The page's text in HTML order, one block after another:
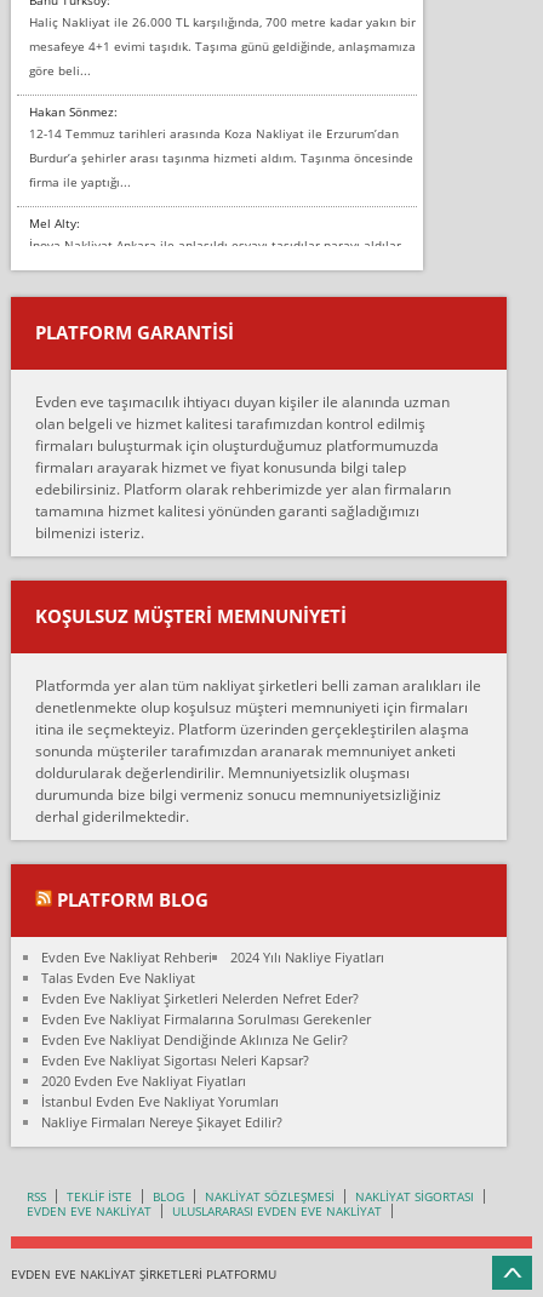
Haliç Nakliyat ile 26.000 TL karşılığında, 700 metre kadar yakın bir
mesafeye 4+1 evimi taşıdık. Taşıma günü geldiğinde, anlaşmamıza
göre beli...
Hakan Sönmez:
12-14 Temmuz tarihleri arasında Koza Nakliyat ile Erzurum’dan
Burdur’a şehirler arası taşınma hizmeti aldım. Taşınma öncesinde
firma ile yaptığı...
Mel Alty:
İnova Nakliyat Ankara ile anlaşıldı eşyayı taşıdılar parayı aldılar.
Salon duvarına bir baktım birisi boydan alüminyum renkli bantı
yapıştırm...
Murat:
çalıştıklarını, müş...
Ahmet:
Lüleburgaz güngünes evden eve naklyat eşyalarımı taşımak için
anlaştık sabah eve geldiklerinde de eşyalarımı düzgün şekilde
sarcaz demelerine r...
mehmet güldü:
Ankara ALİCANLAR NAKLİYAT Tutarsız ve ticari ahlak problemleri
var verdikleri fiyat teklifini arttırdılar. Sonrasında taşıma gününde
oldukça tutarsı...
Ankara Alicanlar naklyat tel 5465524025. 2600 TL'ye ankaradan
Konya ya Alicanlar naklyat la anlaştık bu şahıs evin taşınacağı gün
fiyatın mazoto gele...
Fatih kokmese:
Diyarbakır dan eşyamı getirtmek için anlaştım sözleşme yaptım.
Son anda fiyat artırdılar.. mecburiyetten tasittim.. bu kişiler ağrılı
Ali:
olduk. Asansörlü dediler sonra uraya asansör kurulmaz dediler
fark istediler. ortada asa...
Nimet:
Ben 2021 Ağustos ilk haftası Evimi taşıdım yani İstanbul'un bir
Mahallesi'nden bir başka Mahallesi'ne yani Ümraniye bölgesinde
oturuyorum önceleri ara...
Nimet Köse:
Merhaba ben 2021 Ağustos ilk haftası evimi Ümraniye'den Çok
Hancıoğlu naklyatla taşındım...
Karabükden İzmir'e Karabük kardem naklyat la taşındım bir çok
esyam kaybolmuş.aradigimda çok ilgilenilmedi evi aramanı
PLATFORM GARANTİSİ
Evden eve taşımacılık ihtiyacı duyan kişiler ile alanında uzman
olan belgeli ve hizmet kalitesi tarafımızdan kontrol edilmiş
firmaları buluşturmak için oluşturduğumuz platformumuzda
firmaları arayarak hizmet ve fiyat konusunda bilgi talep
edebilirsiniz. Platform olarak rehberimizde yer alan firmaların
tamamına hizmet kalitesi yönünden garanti sağladığımızı
bilmenizi isteriz.
KOŞULSUZ MÜŞTERI MEMNUNIYETI
Platformda yer alan tüm nakliyat şirketleri belli zaman aralıkları ile
denetlenmekte olup koşulsuz müşteri memnuniyeti için firmaları
itina ile seçmekteyiz. Platform üzerinden gerçekleştirilen alaşma
sonunda müşteriler tarafımızdan aranarak memnuniyet anketi
doldurularak değerlendirilir. Memnuniyetsizlik oluşması
durumunda bize bilgi vermeniz sonucu memnuniyetsizliğiniz
derhal giderilmektedir.
PLATFORM BLOG
Evden Eve Nakliyat Rehberi
2024 Yılı Nakliye Fiyatları
Talas Evden Eve Nakliyat
Evden Eve Nakliyat Şirketleri Nelerden Nefret Eder?
Evden Eve Nakliyat Firmalarına Sorulması Gerekenler
Evden Eve Nakliyat Dendiğinde Aklınıza Ne Gelir?
Evden Eve Nakliyat Sigortası Neleri Kapsar?
2020 Evden Eve Nakliyat Fiyatları
İstanbul Evden Eve Nakliyat Yorumları
Nakliye Firmaları Nereye Şikayet Edilir?
RSS TEKLİF İSTE BLOG NAKLİYAT SÖZLEŞMESİ
NAKLİYAT SİGORTASI
EVDEN EVE NAKLİYAT
ULUSLARARASI EVDEN EVE NAKLİYAT
EVDEN EVE NAKLİYAT ŞİRKETLERİ PLATFORMU